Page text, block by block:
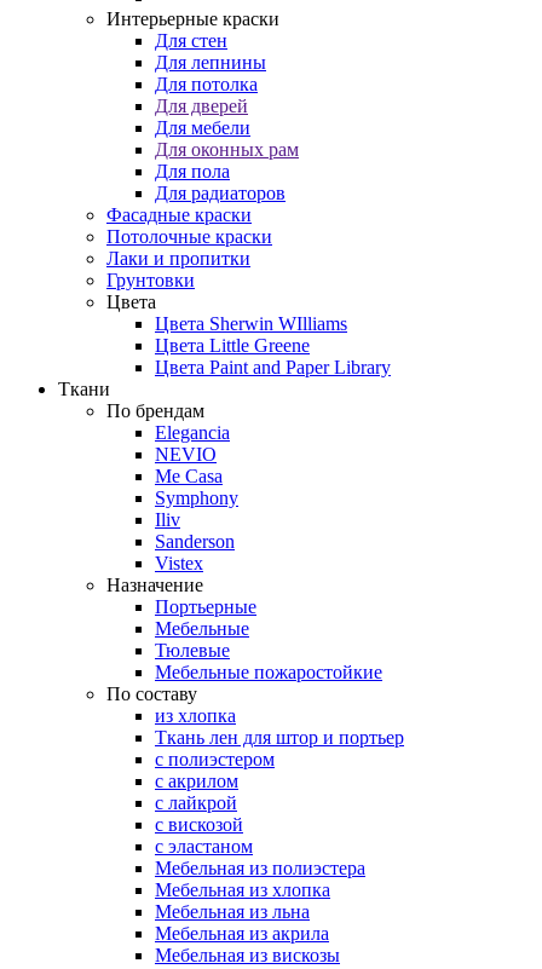
Интерьерные краски
Для стен
Для лепнины
Для потолка
Для дверей
Для мебели
Для оконных рам
Для пола
Для радиаторов
Фасадные краски
Потолочные краски
Лаки и пропитки
Грунтовки
Цвета
Цвета Sherwin WIlliams
Цвета Little Greene
Цвета Paint and Paper Library
Ткани
По брендам
Elegancia
NEVIO
Me Casa
Symphony
Iliv
Sanderson
Vistex
Назначение
Портьерные
Мебельные
Тюлевые
Мебельные пожаростойкие
По составу
из хлопка
Ткань лен для штор и портьер
с полиэстером
с акрилом
с лайкрой
с вискозой
с эластаном
Мебельная из полиэстера
Мебельная из хлопка
Мебельная из льна
Мебельная из акрила
Мебельная из вискозы